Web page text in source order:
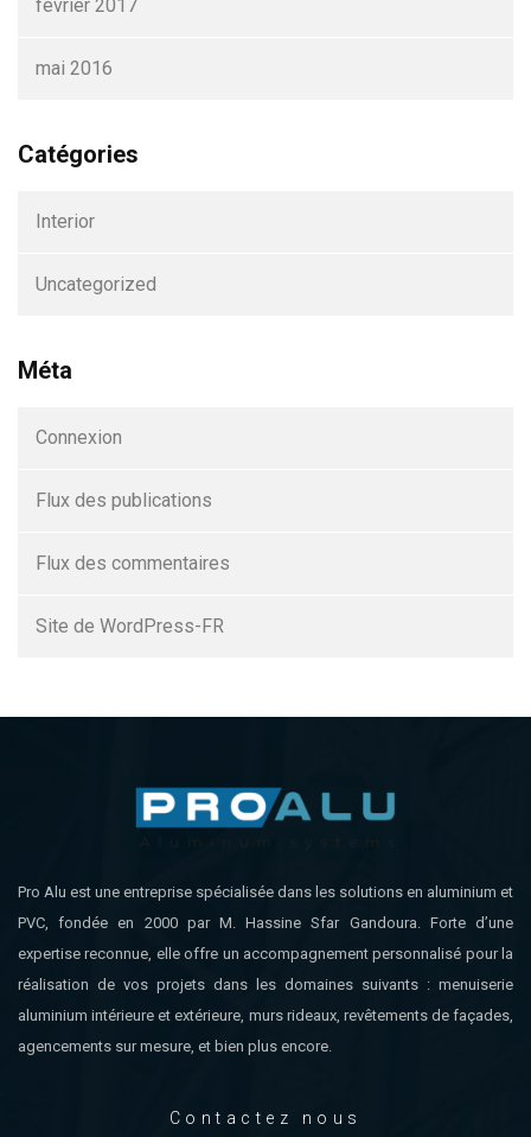
février 2017
mai 2016
Catégories
Interior
Uncategorized
Méta
Connexion
Flux des publications
Flux des commentaires
Site de WordPress-FR
Pro Alu est une entreprise spécialisée dans les solutions en aluminium et
PVC, fondée en 2000 par M. Hassine Sfar Gandoura. Forte d’une
expertise reconnue, elle offre un accompagnement personnalisé pour la
réalisation de vos projets dans les domaines suivants : menuiserie
aluminium intérieure et extérieure, murs rideaux, revêtements de façades,
agencements sur mesure, et bien plus encore.
Contactez nous